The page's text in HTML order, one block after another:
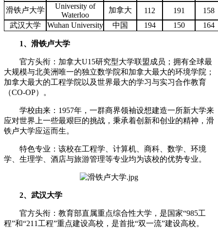
滑铁卢大学
University of
Waterloo
加拿大 112 191
158
武汉大学
Wuhan University 中国 194 150 164
1、滑铁卢大学
官方头衔：加拿大U15研究型大学联盟成员；拥有全球最
大规模与北美洲唯一的独立数学院和加拿大最大的环境学院；
加拿大最大的工程学院以及世界最大的学习与实习合作教育
（CO-OP）。
学校由来：1957年，一群商界领袖设想建造一所新大学来
应对世界上一些最艰巨的挑战，秉承着创新和创业的精神，滑
铁卢大学应运而生。
特色专业：该校在工程学、计算机、商科、数学、环境
学、生理学、酒店与旅游管理等专业均为该校的优势专业。
2、武汉大学
官方头衔：教育部直属重点综合性大学，是国家“985工
程”和“211工程”重点建设高校，是首批“双一流”建设高校。